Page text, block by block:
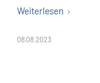
Weiterlesen
08.08.2023